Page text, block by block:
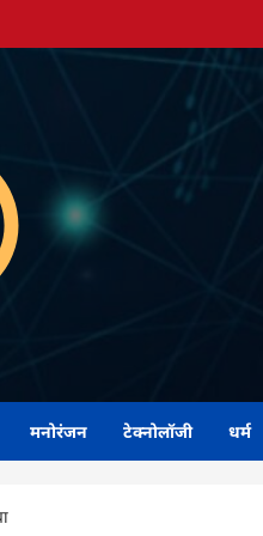
मनोरंजन टेक्नोलॉजी धर्म